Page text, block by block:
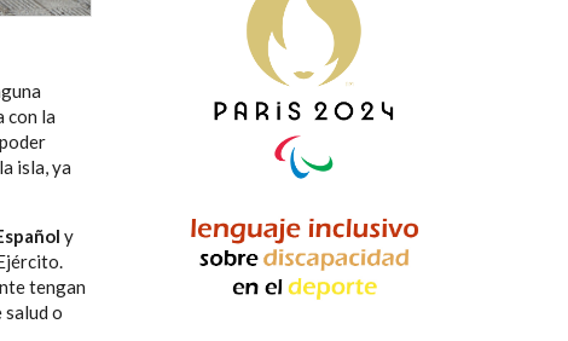
con la
isla, ya
y
tengan
salud o